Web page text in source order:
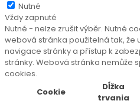
Nutné
Vždy zapnuté
Nutné - nelze zrušit výběr. Nutné
webová stránka použitelná tak, že
navigace stránky a přístup k
stránky. Webová stránka nemůže
cookies.
Cookie
Dĺžka
trvania